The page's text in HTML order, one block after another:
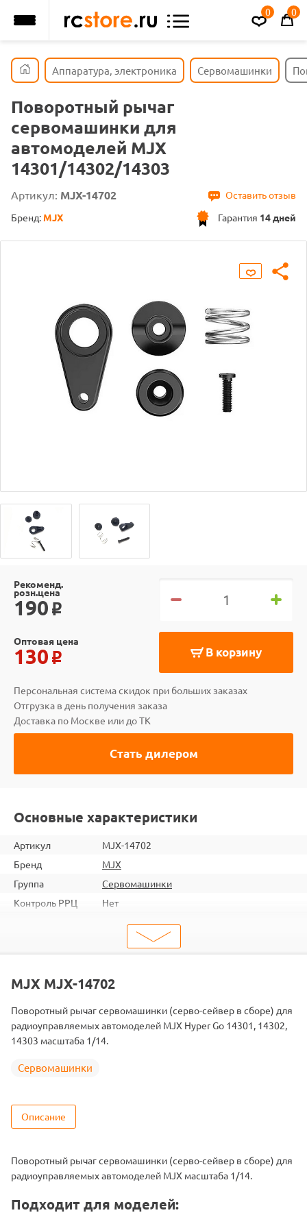
0 0
Аппаратура, электроника Сервомашинки
Поворотный рычаг
сервомашинки для
автомоделей MJX
14301/14302/14303
Артикул: MJX-14702
Оставить отзыв
Гарантия 14 дней
Бренд: MJX
Рекоменд.
розн.цена
190 o
В корзину
Оптовая цена
130 o
Персональная система скидок при больших заказах
Отгрузка в день получения заказа
Доставка по Москве или до ТК
Стать дилером
Основные характеристики
Артикул
MJX-14702
Бренд
MJX
Группа
Сервомашинки
Контроль РРЦ
Нет
2000000271460
Сервомашинки
MJX MJX-14702
Поворотный рычаг сервомашинки (серво-сейвер в сборе) для
радиоуправляемых автомоделей MJX Hyper Go 14301, 14302,
14303 масштаба 1/14.
Сервомашинки
Описание
Поворотный рычаг сервомашинки (серво-сейвер в сборе) для
радиоуправляемых автомоделей MJX масштаба 1/14.
Подходит для моделей: